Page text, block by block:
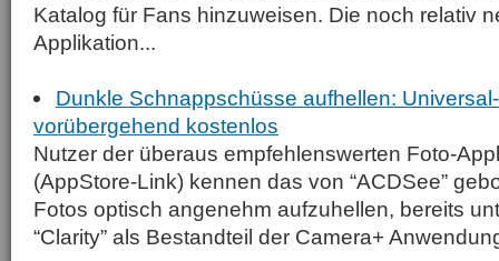
Katalog für Fans hinzuweisen. Die noch relativ
Applikation...
Dunkle Schnappschüsse aufhellen:
vorübergehend kostenlos
Nutzer der überaus empfehlenswerten Foto-
(AppStore-Link) kennen das von “ACDSee”
Fotos optisch angenehm aufzuhellen, bereits
“Clarity” als Bestandteil der Camera+